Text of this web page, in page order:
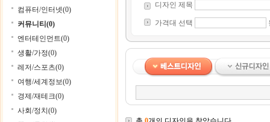
컴퓨터/인터넷(0)
커뮤니티(0)
엔터테인먼트(0)
생활/가정(0)
레저/스포츠(0)
여행/세계정보(0)
경제/재테크(0)
사회/정치(0)
디자인 제목
가격대 선택